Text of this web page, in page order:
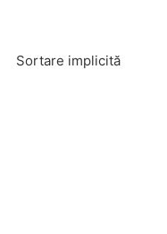
Sortare implicită